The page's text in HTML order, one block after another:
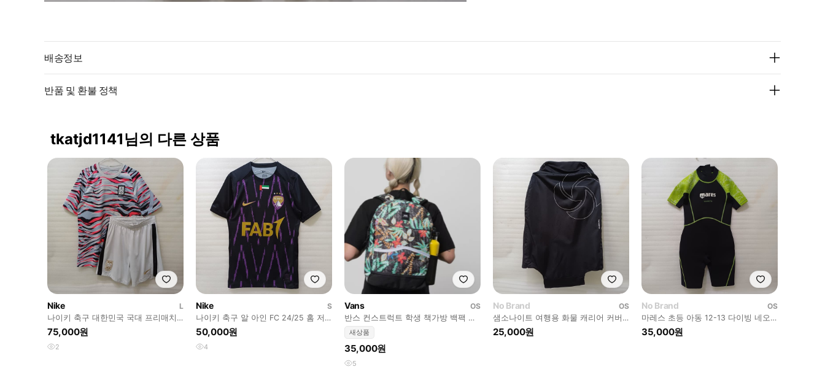
배송정보
반품 및 환불 정책
tkatjd1141님의 다른 상품
Nike
L
나이키 축구 대한민국 국대 프리매치
탑 쇼츠 반바지 사랑봉봉
75,000원
2
Nike
S
나이키 축구 알 아인 FC 24/25 홈 저
지 유니폼 S 훌륭 사랑봉봉
50,000원
4
Vans
OS
반스 컨스트럭트 학생 책가방 백팩 가
방 경량 새제품 사랑봉봉
새상품
35,000원
5
No Brand
OS
샘소나이트 여행용 화물 캐리어 커버
여행 가방 라지 L 사랑봉봉
25,000원
No Brand
OS
마레스 초등 아동 12-13 다이빙 네오
프렌 스윔 슈트 스노클링 사랑봉봉
35,000원